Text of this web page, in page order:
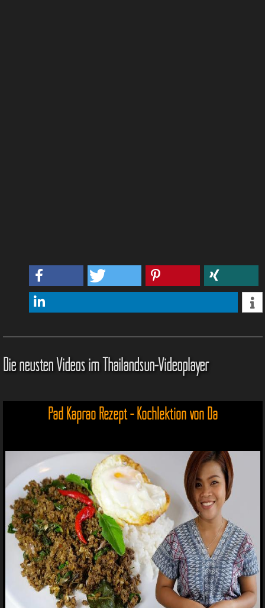
Die neusten Videos im Thailandsun-Videoplayer
Pad Kaprao Rezept - Kochlektion von Da